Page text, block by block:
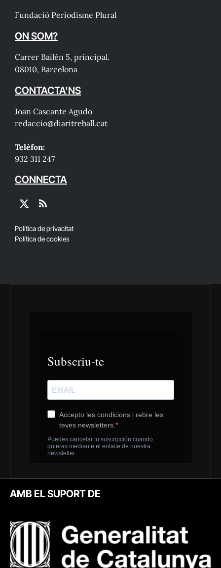
Fundació Periodisme Plural
ON SOM?
Carrer Bailén 5, principal.
08010, Barcelona
CONTACTA'NS
Joan Cascante Agudo
redaccio@diaritreball.cat
Telèfon:
932 311 247
CONNECTA
X
RSS
Política de privacitat
Política de cookies
AMB EL SUPORT DE